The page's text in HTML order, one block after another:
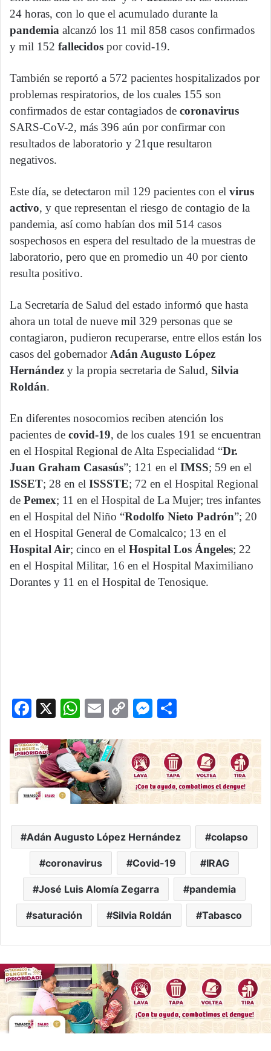
24 horas, con lo que el acumulado durante la
pandemia alcanzó los 11 mil 858 casos confirmados
y mil 152 fallecidos por covid-19.
También se reportó a 572 pacientes hospitalizados por
problemas respiratorios, de los cuales 155 son
confirmados de estar contagiados de coronavirus
SARS-CoV-2, más 396 aún por confirmar con
resultados de laboratorio y 21que resultaron
negativos.
Este día, se detectaron mil 129 pacientes con el virus
activo, y que representan el riesgo de contagio de la
pandemia, así como habían dos mil 514 casos
sospechosos en espera del resultado de la muestras de
laboratorio, pero que en promedio un 40 por ciento
resulta positivo.
La Secretaría de Salud del estado informó que hasta
ahora un total de nueve mil 329 personas que se
contagiaron, pudieron recuperarse, entre ellos están los
casos del gobernador Adán Augusto López
Hernández y la propia secretaria de Salud, Silvia
Roldán.
En diferentes nosocomios reciben atención los
pacientes de covid-19, de los cuales 191 se encuentran
en el Hospital Regional de Alta Especialidad “Dr.
Juan Graham Casasús”; 121 en el IMSS; 59 en el
ISSET; 28 en el ISSSTE; 72 en el Hospital Regional
de Pemex; 11 en el Hospital de La Mujer; tres infantes
en el Hospital del Niño “Rodolfo Nieto Padrón”; 20
en el Hospital General de Comalcalco; 13 en el
Hospital Air; cinco en el Hospital Los Ángeles; 22
en el Hospital Militar, 16 en el Hospital Maximiliano
Dorantes y 11 en el Hospital de Tenosique.
F
c
e
b
o
o
k
X
W
at
s
A
p
p
E
ai
l
C
p
y
Li
n
k
M
s
s
e
n
g
er
m
p
ar
tir
Adán Augusto López Hernández colapso
coronavirus Covid-19 IRAG
José Luis Alomía Zegarra pandemia
saturación Silvia Roldán Tabasco